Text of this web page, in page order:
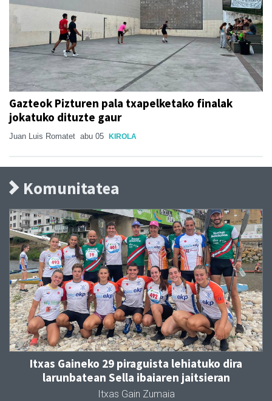
Gazteok Pizturen pala txapelketako finalak
jokatuko dituzte gaur
Juan Luis Romatet abu 05 KIROLA
Komunitatea
Itxas Gaineko 29 piraguista lehiatuko dira
larunbatean Sella ibaiaren jaitsieran
Itxas Gain Zumaia